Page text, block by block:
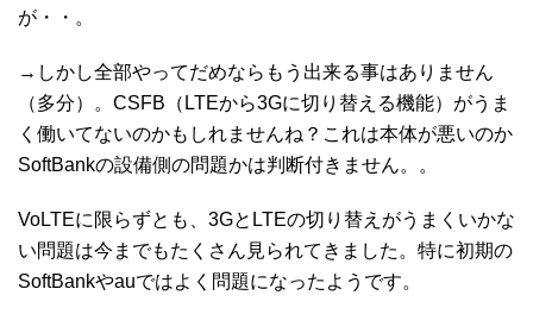
が・・。
→しかし全部やってだめならもう出来る事はありません
（多分）。CSFB（LTEから3Gに切り替える機能）がうま
く働いてないのかもしれませんね？これは本体が悪いのか
SoftBankの設備側の問題かは判断付きません。。
VoLTEに限らずとも、3GとLTEの切り替えがうまくいかな
い問題は今までもたくさん見られてきました。特に初期の
SoftBankやauではよく問題になったようです。